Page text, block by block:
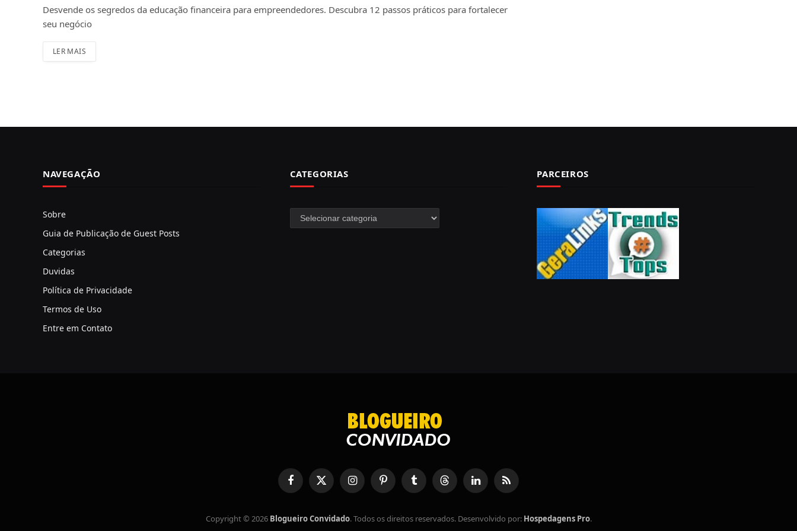
Desvende os segredos da educação financeira para empreendedores. Descubra 12 passos práticos para fortalecer
seu negócio
LER MAIS
NAVEGAÇÃO
Sobre
Guia de Publicação de Guest Posts
Categorias
Duvidas
Política de Privacidade
Termos de Uso
Entre em Contato
CATEGORIAS
Categorias
PARCEIROS
FacebookX
(Twitter)
InstagramPinterestTumblr Tópicos LinkedInRSS
Copyright © 2026 Blogueiro Convidado. Todos os direitos reservados. Desenvolvido por: Hospedagens Pro.